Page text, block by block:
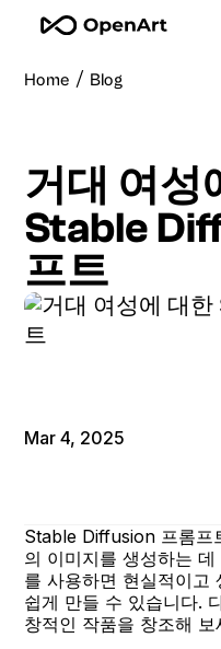
Home / Blog
거대 여성
Stable
프트
Mar 4, 2025
Stable Diffusion 프롬프
의 이미지를 생성하는
를 사용하면 현실적이고
쉽게 만들 수 있습니다.
창적인 작품을 창조해 보